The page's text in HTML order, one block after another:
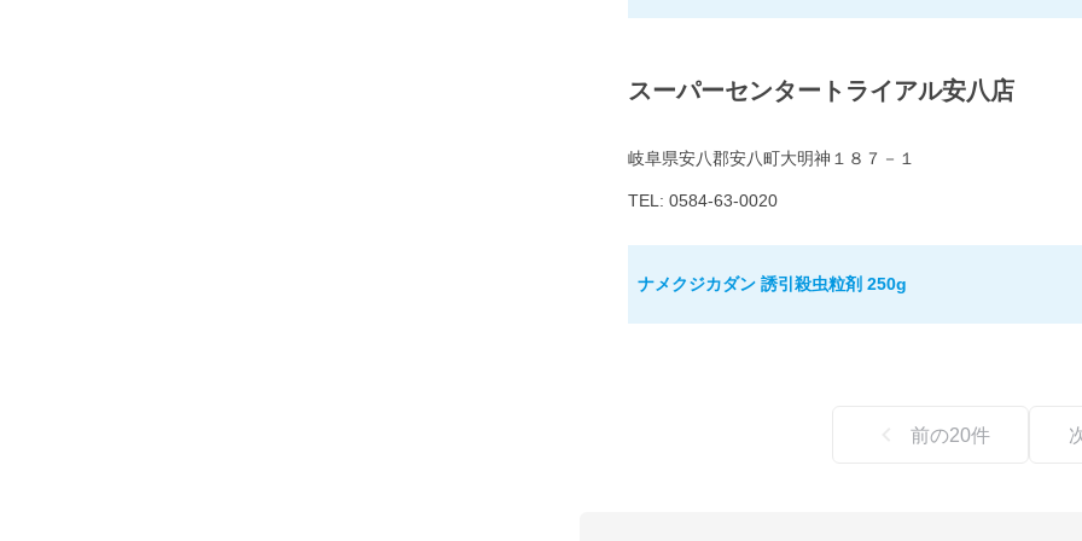
スーパーセンタートライアル安八店
岐阜県安八郡安八町大明神１８７－１
TEL: 0584-63-0020
ナメクジカダン 誘引殺虫粒剤 250g
前の20件